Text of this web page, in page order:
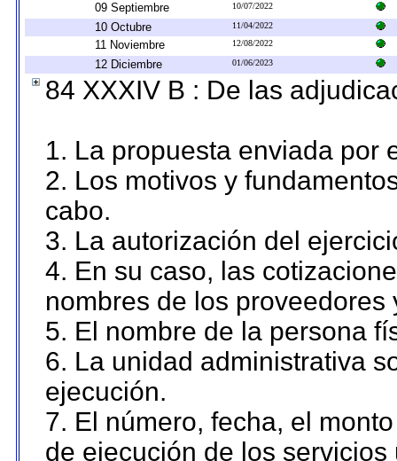
09 Septiembre 10/07/2022
10 Octubre 11/04/2022
11 Noviembre 12/08/2022
12 Diciembre 01/06/2023
84 XXXIV B : De las
1. La propuesta enviada por
2. Los motivos y
cabo.
3. La autorización del
4. En su caso, las
nombres de los proveedores
5. El nombre de la persona
6. La unidad administrativa
ejecución.
7. El número, fecha, el
de ejecución de los servicios